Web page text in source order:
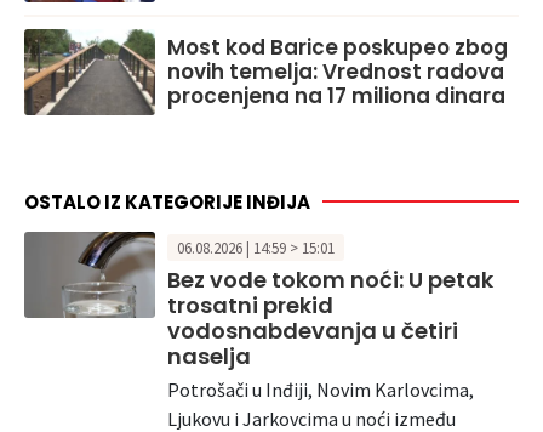
Most kod Barice poskupeo zbog
novih temelja: Vrednost radova
procenjena na 17 miliona dinara
OSTALO IZ KATEGORIJE INĐIJA
06.08.2026 | 14:59 > 15:01
Bez vode tokom noći: U petak
trosatni prekid
vodosnabdevanja u četiri
naselja
Potrošači u Inđiji, Novim Karlovcima,
Ljukovu i Jarkovcima u noći između